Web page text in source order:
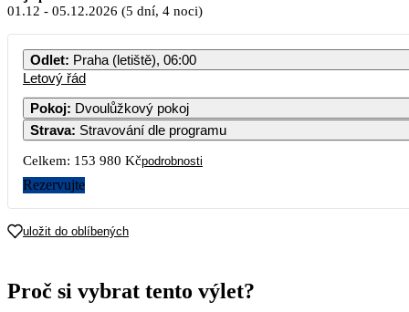
01.12 - 05.12.2026 (5 dní, 4 noci)
Odlet: Praha (letiště), 06:00
Letový řád
Pokoj: Dvoulůžkový pokoj
Strava: Stravování dle programu
Celkem: 153 980 Kčpodrobnosti
Rezervujte
uložit do oblíbených
Proč si vybrat tento výlet?